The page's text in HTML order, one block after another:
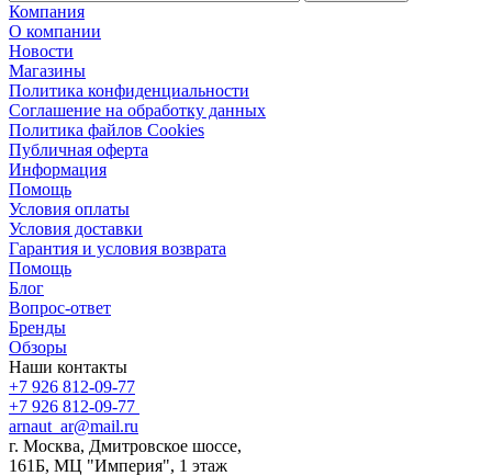
Компания
О компании
Новости
Магазины
Политика конфиденциальности
Соглашение на обработку данных
Политика файлов Cookies
Публичная оферта
Информация
Помощь
Условия оплаты
Условия доставки
Гарантия и условия возврата
Помощь
Блог
Вопрос-ответ
Бренды
Обзоры
Наши контакты
+7 926 812-09-77
+7 926 812-09-77
arnaut_ar@mail.ru
г. Москва, Дмитровское шоссе,
161Б, МЦ "Империя", 1 этаж